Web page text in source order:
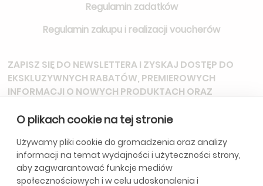
O plikach cookie na tej stronie
Używamy pliki cookie do gromadzenia oraz analizy
informacji na temat wydajności i użyteczności strony,
aby zagwarantować funkcje mediów
społecznościowych i w celu udoskonalenia i
Regulamin zadatków
Regulamin zakupu i realizacji voucherów
ZAPISZ SIĘ DO NEWSLETTERAI ZYSKAJ DOSTĘP DO
EKSKLUZYWNYCH RABATÓW, PREMIEROWYCH
INFORMACJI O NOWYCH PRODUKTACH ORAZ
*Subskrybując, wyrażasz zgodę na otrzymywanie aktualizacji od
naszej firmy. Szczegóły wPolitycę Prywatności.